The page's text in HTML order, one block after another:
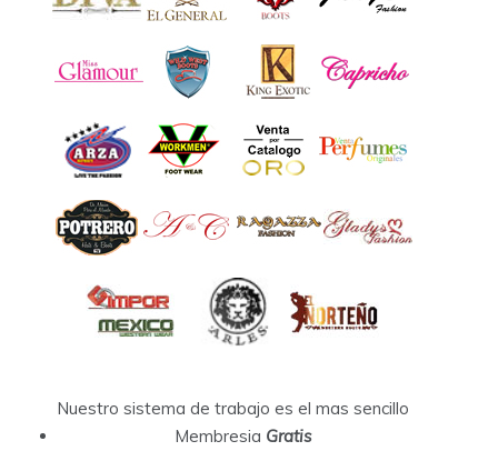
Nuestro sistema de trabajo es el mas sencillo
Membresia Gratis